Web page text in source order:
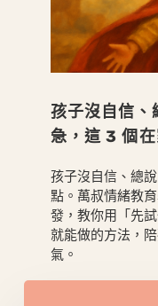
孩子沒自信、
急，這 3 個
孩子沒自信、總
點。萬叔情緒教
發，教你用「先
就能做的方法，
氣。